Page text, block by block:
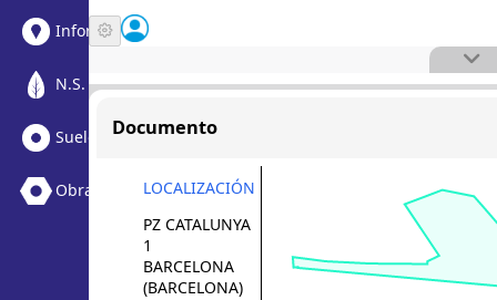
Informe Urbanístico
N.S. Medioambiental
Suelo Vacante + Obras
Obras
Documento
LOCALIZACIÓN
PZ CATALUNYA
1
BARCELONA
(BARCELONA)